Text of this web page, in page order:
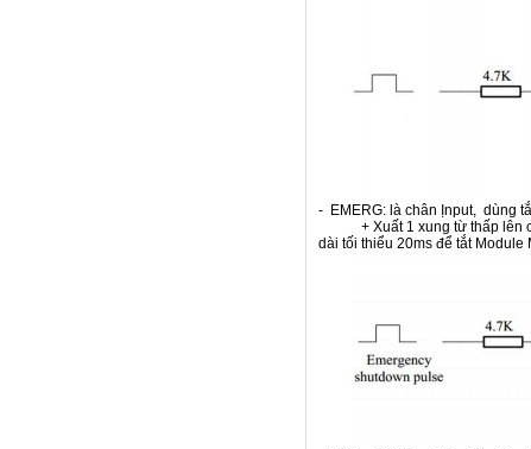
- EMERG: là chân Ịnput, dùng
+ Xuất 1 xung từ thấp lên
dài tối thiểu 20ms để tắt Module